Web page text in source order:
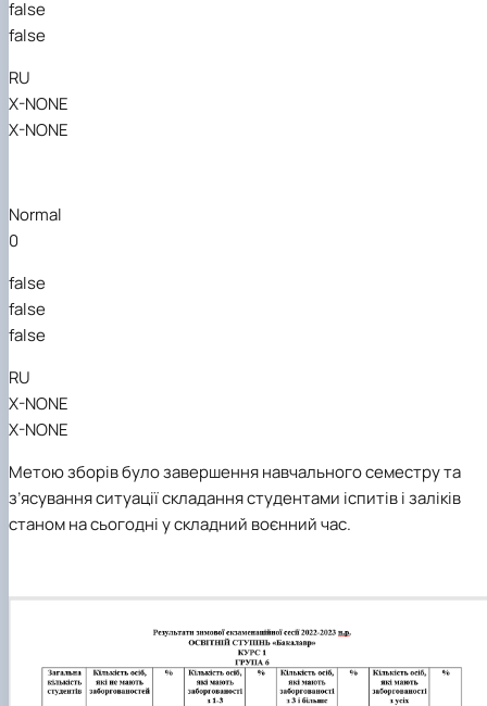
false
false
RU
X-NONE
X-NONE
Normal
0
false
false
false
RU
X-NONE
X-NONE
Метою зборів було завершення навчального семеструта
з’ясуванняситуації складаннястудентами іспитіві заліків
станом на сьогодніу складний воєнний час.